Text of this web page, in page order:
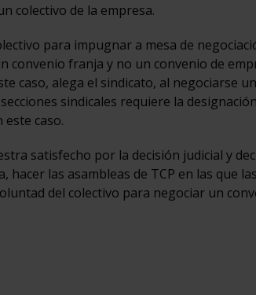
colectivo de la empresa.
para impugnar a mesa de
convenio franja y no un convenio de
caso, alega el sindicato, al negociarse
sindicales requiere la
caso.
satisfecho por la decisión judicial y
las asambleas de TCP en las que
del colectivo para negociar un